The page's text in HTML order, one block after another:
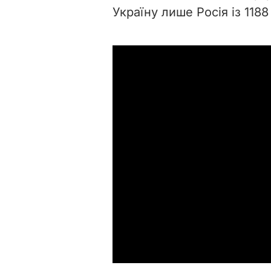
Україну лише Росія із